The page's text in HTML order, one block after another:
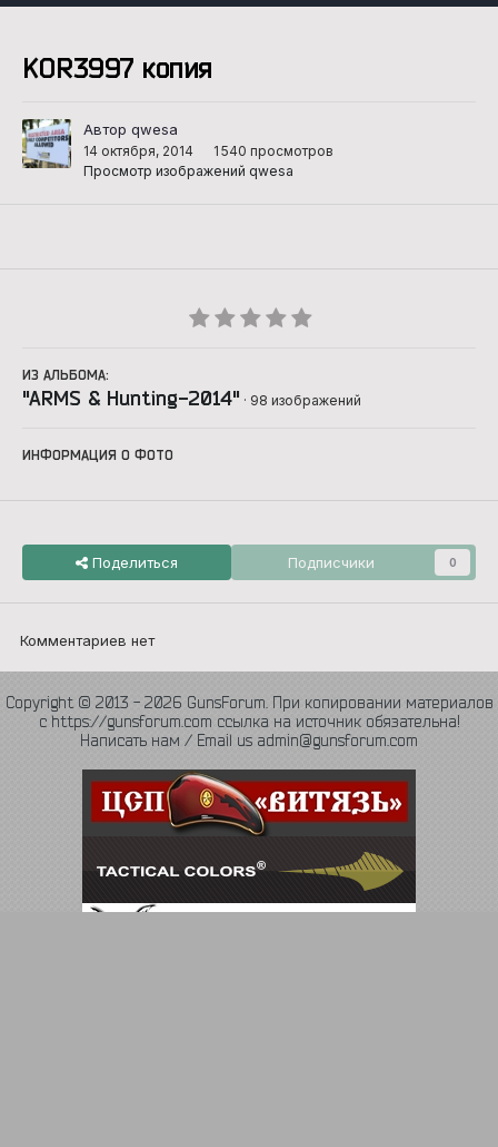
KOR3997 копия
Автор qwesa
14 октября, 2014
1 540 просмотров
Просмотр изображений qwesa
ИЗ АЛЬБОМА:
"ARMS & Hunting-2014" · 98 изображений
ИНФОРМАЦИЯ О ФОТО
Поделиться Подписчики 0
Комментариев нет
Copyright © 2013 - 2026 GunsForum. При копировании материалов
с https://gunsforum.com ссылка на источник обязательна!
Написать нам / Email us admin@gunsforum.com